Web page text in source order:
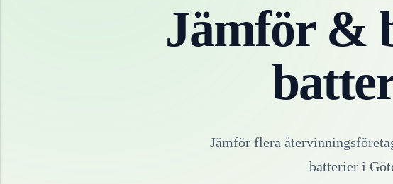
Jämför &
Jämför flera
batterier i